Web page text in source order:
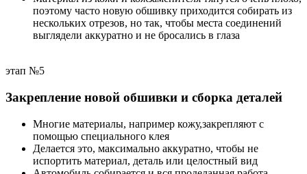
поэтому часто новую обшивку приходится собирать из
нескольких отрезов, но так, чтобы места соединений
выглядели аккуратно и не бросались в глаза
этап №5
Закрепление новой обшивки и сборка деталей
Многие материалы, например кожу,закрепляют с
помощью специального клея
Делается это, максимально аккуратно, чтобы не
испортить материал, деталь или целостный вид